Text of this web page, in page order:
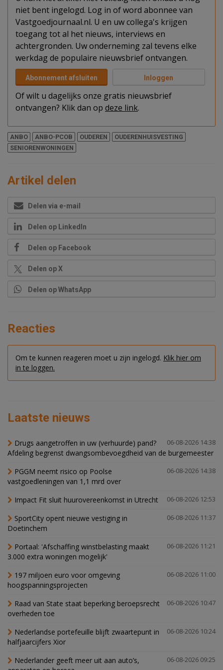
niet bent ingelogd. Log in of word abonnee van
Vastgoedjournaal.nl. U en uw collega's krijgen
toegang tot al het nieuws, interviews en
achtergronden. Uw onderneming zal tevens elke
werkdag de populaire nieuwsbrief ontvangen.
Abonnement afsluiten Inloggen
Of wilt u dagelijks onze gratis nieuwsbrief
ontvangen? Klik dan op deze link.
ANBO ANBO-PCOB OUDEREN
OUDERENHUISVESTING
SENIORENWONINGEN
Artikel delen
Delen via e-mail
Delen op LinkedIn
Delen op Facebook
Delen op X
Delen op WhatsApp
Reacties
Om te kunnen reageren moet u zijn ingelogd. Klik hier om
in te loggen.
Laatste nieuws
06-08-2026 14:38
Drugs aangetroffen in uw (verhuurde) pand?
Afdeling begrenst dwangsombevoegdheid van de burgemeester
06-08-2026 14:38
PGGM neemt risico op Poolse
vastgoedleningen van 1,1 mrd over
06-08-2026 12:53
Impact Fit sluit huurovereenkomst in Utrecht
06-08-2026 11:37
SportCity opent nieuwe vestiging in
Doetinchem
06-08-2026 11:21
Portaal: 'Afschaffing winstbelasting maakt
3.000 extra woningen mogelijk'
06-08-2026 11:00
197 miljoen euro voor omgeving
hoogspanningsprojecten
06-08-2026 10:47
Raad van State staat beperking beroepsrecht
overheden toe
06-08-2026 10:24
Nederlandse portefeuille blijft zwaartepunt in
halfjaarcijfers Xior
06-08-2026 09:25
Nederlander geeft meer uit aan auto’s,